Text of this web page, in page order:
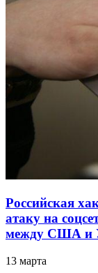
Российская
атаку на
между США и
13 марта